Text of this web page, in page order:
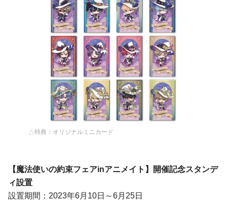
△特典：オリジナルミニカード
【魔法使いの約束フェアinアニメイト 】開催記念スタンデ
ィ設置
設置期間：2023年6月10日～6月25日